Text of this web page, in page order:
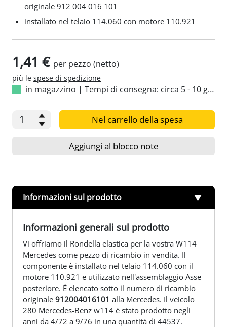
originale 912 004 016 101
installato nel telaio 114.060 con motore 110.921
1,41 € per pezzo (netto)
più le spese di spedizione
in magazzino | Tempi di consegna: circa 5 - 10 giorni
Nel carrello della spesa
Aggiungi al blocco note
Informazioni sul prodotto
Informazioni generali sul prodotto
Vi offriamo il Rondella elastica per la vostra W114
Mercedes come pezzo di ricambio in vendita. Il
componente è installato nel telaio 114.060 con il
motore 110.921 e utilizzato nell'assemblaggio Asse
posteriore. È elencato sotto il numero di ricambio
originale 912004016101 alla Mercedes. Il veicolo
280 Mercedes-Benz w114 è stato prodotto negli
anni da 4/72 a 9/76 in una quantità di 44537.